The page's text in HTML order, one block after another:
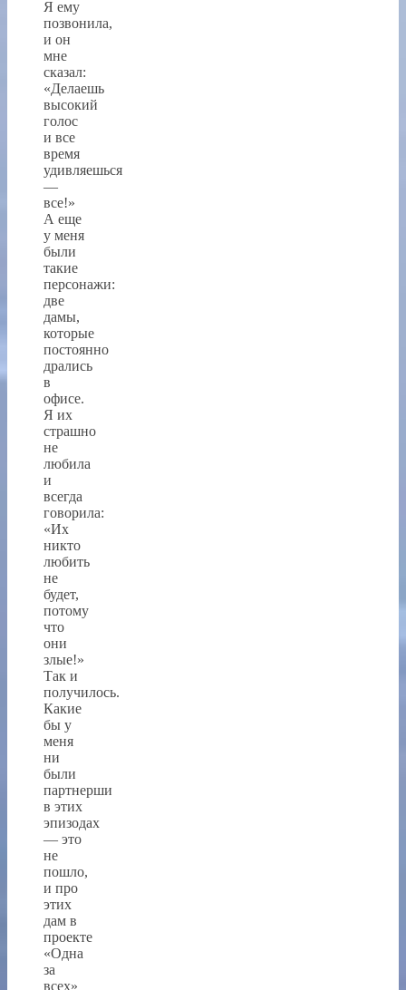
Я ему
позвонила,
и он
мне
сказал:
«Делаешь
высокий
голос
и все
время
удивляешься
—
все!»
А еще
у меня
были
такие
персонажи:
две
дамы,
которые
постоянно
дрались
в
офисе.
Я их
страшно
не
любила
и
всегда
говорила:
«Их
никто
любить
не
будет,
потому
что
они
злые!»
Так и
получилось.
Какие
бы у
меня
ни
были
партнерши
в этих
эпизодах
— это
не
пошло,
и про
этих
дам в
проекте
«Одна
за
всех»